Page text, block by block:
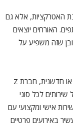
האטרקציות, אלא גם
האורחים יוצאים
שזה משפיע על
מסורתית או חדשנית, חברת Z
לכל סוגי
בשנת 2002, מציעה שירות אישי ומקצועי עם
באירועים פרטיים